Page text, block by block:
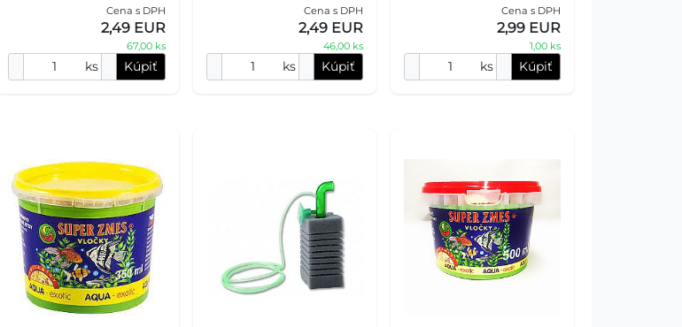
kámen rozděluje vzduch na
jemné, efektní bubli
Cena s DPH
2,49 EUR
67,00 ks
ks Kúpiť
kámen rozděluje vzduch na
jemné, efektní bubli
Cena s DPH
2,49 EUR
46,00 ks
ks Kúpiť
Cena s DPH
2,99 EUR
1,00 ks
ks Kúpiť